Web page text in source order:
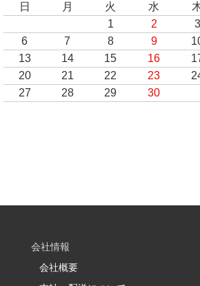
日
月 火 水
1
2 3
6
7 8 9
13
14 15 16
20
21 22 23
27
28 29 30
会社情報
会社概要